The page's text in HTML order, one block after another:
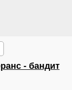
- бандит